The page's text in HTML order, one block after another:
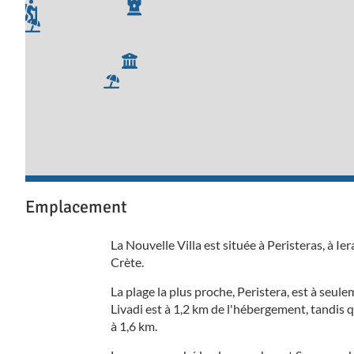
Emplacement
La Nouvelle Villa est située à Peristeras, à
Crète.
La plage la plus proche, Peristera, est à
Livadi est à 1,2 km de l'hébergement, tandis
à 1,6 km.